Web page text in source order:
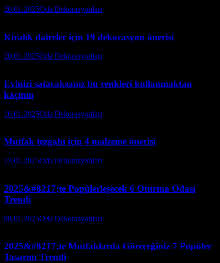
30.01.2025Oda Dekorasyonları
Kiralık daireler için 19 dekorasyon önerisi
20.01.2025Oda Dekorasyonları
Evinizi satacaksanız bu renkleri kullanmaktan
kaçının
16.01.2025Oda Dekorasyonları
Mutfak tezgahı için 4 malzeme önerisi
13.01.2025Oda Dekorasyonları
2025&#8217;te Popülerleşecek 6 Oturma Odası
Trendi
08.01.2025Oda Dekorasyonları
2025&#8217;te Mutfaklarda Göreceğiniz 7 Popüler
Tasarım Trendi